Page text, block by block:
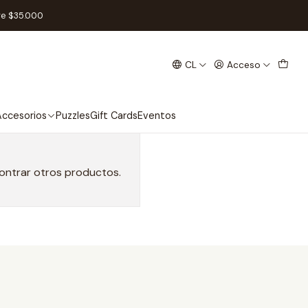
CL Acceso
PuzzlesGift CardsEventos
$35.000
otros productos.